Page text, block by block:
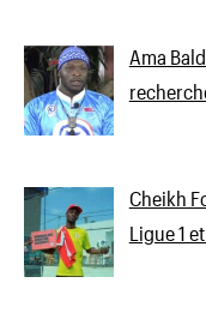
Ama
Cheikh
Ligue 1